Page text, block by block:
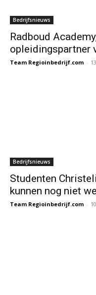
Bedrijfsnieuws
Radboud
opleidingspartner
Team Regioinbedrijf.com -
Bedrijfsnieuws
Studenten
kunnen nog niet
Team Regioinbedrijf.com -